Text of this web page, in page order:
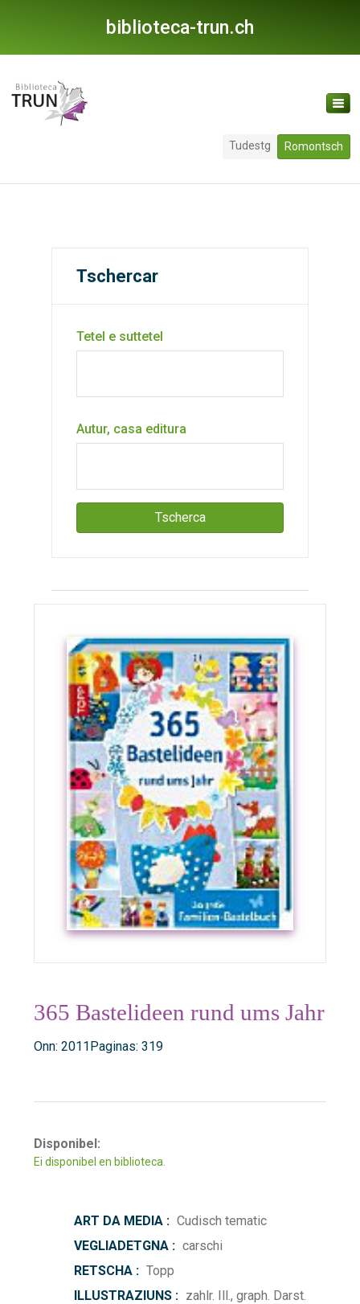
biblioteca-trun.ch
Tudestg Romontsch
Tschercar
Tetel e suttetel
Autur, casa editura
Tscherca
365 Bastelideen rund ums Jahr
Onn: 2011Paginas: 319
Disponibel:
Ei disponibel en biblioteca.
ART DA MEDIA : Cudisch tematic
VEGLIADETGNA : carschi
RETSCHA : Topp
ILLUSTRAZIUNS : zahlr. Ill., graph. Darst.